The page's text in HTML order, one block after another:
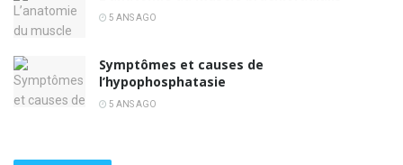
5 ANS AGO
Symptômes et causes de
l’hypophosphatasie
5 ANS AGO